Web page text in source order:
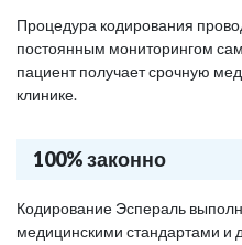
Процедура кодирования
постоянным мониторингом
пациент получает срочную
клинике.
100% законно
Кодирование Эспераль
медицинскими стандартами и